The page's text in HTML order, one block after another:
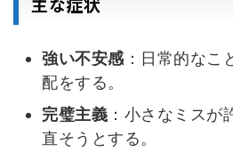
強い不安感 ：日常的なこ
配をする。
完璧主義 ：小さなミスが
直そうとする。